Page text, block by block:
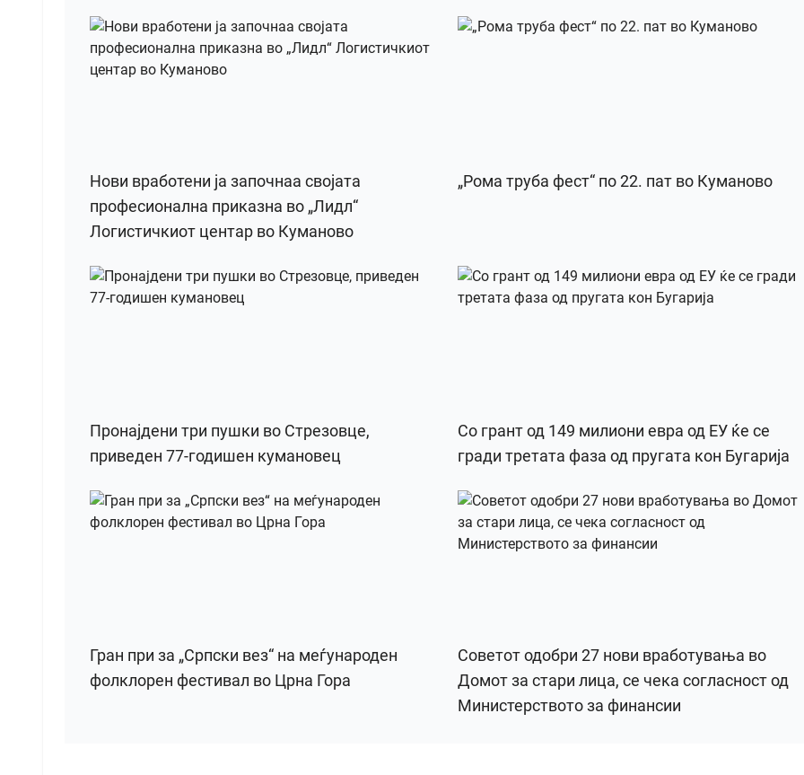
Нови вработени ја започнаа својата
професионална приказна во „Лидл“
Логистичкиот центар во Куманово
„Рома труба фест“ по 22. пат во Куманово
Пронајдени три пушки во Стрезовце,
приведен 77-годишен кумановец
Со грант од 149 милиони евра од ЕУ ќе се
гради третата фаза од пругата кон Бугарија
Гран при за „Српски вез“ на меѓународен
фолклорен фестивал во Црна Гора
Советот одобри 27 нови вработувања во
Домот за стари лица, се чека согласност од
Министерството за финансии